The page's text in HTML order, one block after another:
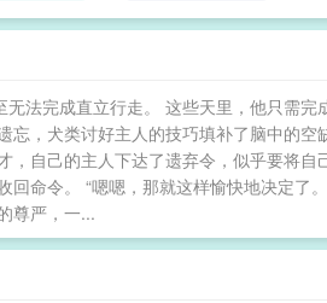
法完成直立行走。 这些天里，他只需完
，犬类讨好主人的技巧填补了脑中的空
自己的主人下达了遗弃令，似乎要将自
命令。 “嗯嗯，那就这样愉快地决定了
尊严，一...